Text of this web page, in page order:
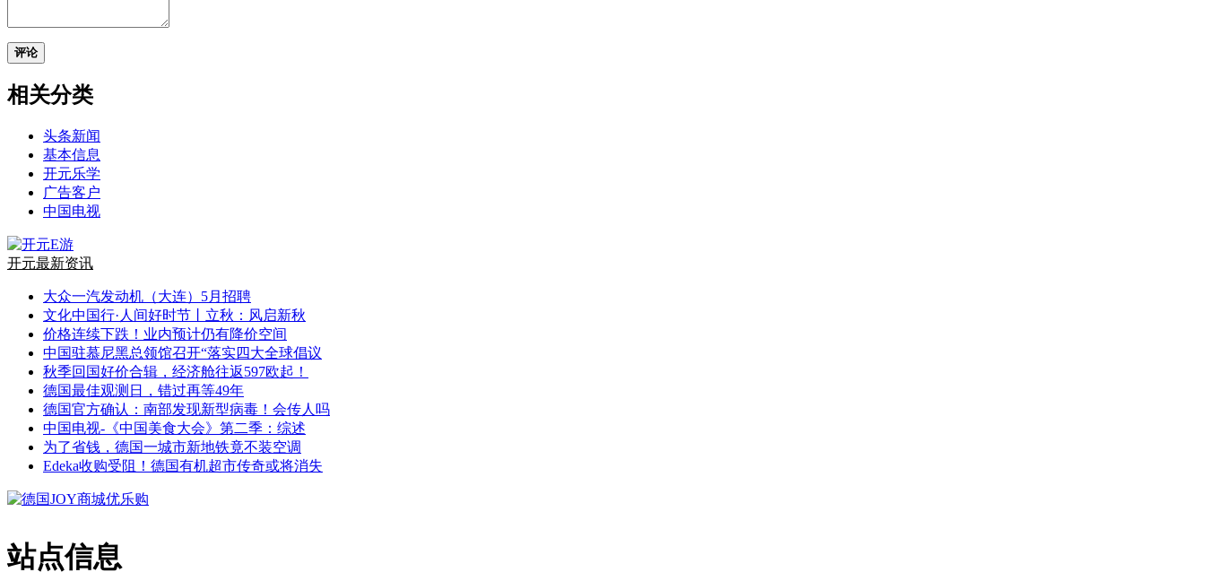
评论
相关分类
头条新闻
基本信息
开元乐学
广告客户
中国电视
开元最新资讯
大众一汽发动机（大连）5月招聘
文化中国行·人间好时节丨立秋：风启新秋
价格连续下跌！业内预计仍有降价空间
中国驻慕尼黑总领馆召开“落实四大全球倡议
秋季回国好价合辑，经济舱往返597欧起！
德国最佳观测日，错过再等49年
德国官方确认：南部发现新型病毒！会传人吗
中国电视-《中国美食大会》第二季：综述
为了省钱，德国一城市新地铁竟不装空调
Edeka收购受阻！德国有机超市传奇或将消失
站点信息